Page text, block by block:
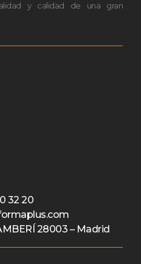
y calidad de una gran
32 20
28003 – Madrid